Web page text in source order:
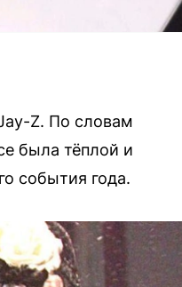
Z. По словам
была тёплой и
события года.